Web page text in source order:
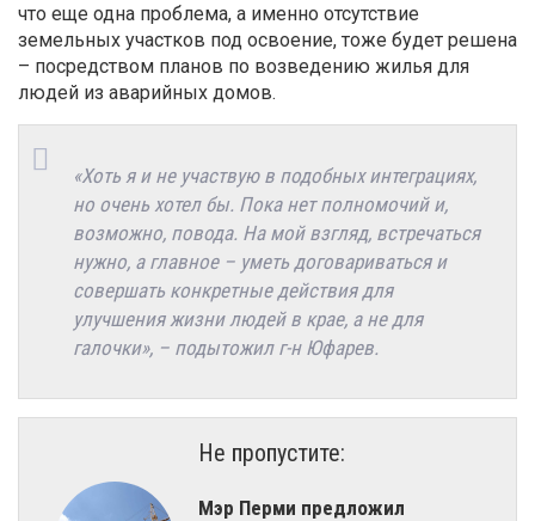
что еще одна проблема, а именно отсутствие
земельных участков под освоение, тоже будет решена
– посредством планов по возведению жилья для
людей из аварийных домов.
«Хоть я и не участвую в подобных интеграциях,
но очень хотел бы. Пока нет полномочий и,
возможно, повода. На мой взгляд, встречаться
нужно, а главное – уметь договариваться и
совершать конкретные действия для
улучшения жизни людей в крае, а не для
галочки», – подытожил г-н Юфарев.
Не пропустите:
Мэр Перми предложил